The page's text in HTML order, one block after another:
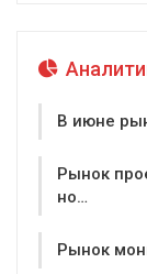
В июне
Рынок
но…
Рынок